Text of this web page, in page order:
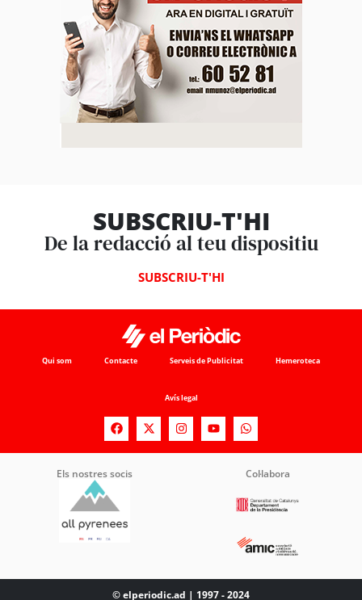
SUBSCRIU-T'HI
De la redacció al teu dispositiu
SUBSCRIU-T'HI
Qui som Contacte Serveis de Publicitat Hemeroteca
Avís legal
Els nostres socis Col·labora
© elperiodic.ad | 1997 - 2024